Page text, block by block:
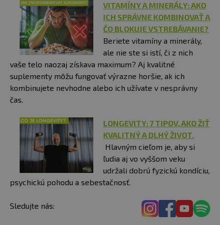
VITAMÍNY A MINERÁLY: AKO
ICH SPRÁVNE KOMBINOVAŤ A
ČO BLOKUJE VSTREBÁVANIE?
Beriete vitamíny a minerály,
ale nie ste si istí, či z nich
vaše telo naozaj získava maximum? Aj kvalitné
suplementy môžu fungovať výrazne horšie, ak ich
kombinujete nevhodne alebo ich užívate v nesprávny
čas.
LONGEVITY: 7 TIPOV, AKO ŽIŤ
KVALITNÝ A DLHÝ ŽIVOT.
Hlavným cieľom je, aby si
ľudia aj vo vyššom veku
udržali dobrú fyzickú kondíciu,
psychickú pohodu a sebestačnosť.
Sledujte nás: